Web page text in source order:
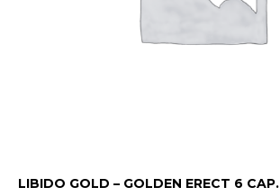
LIBIDO GOLD – GOLDEN ERECT 6 CAP.